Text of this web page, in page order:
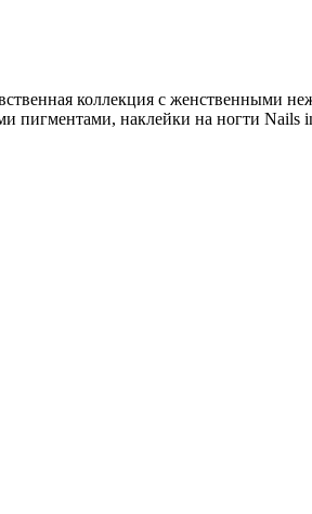
коллекция с женственными
пигментами, наклейки на ногти